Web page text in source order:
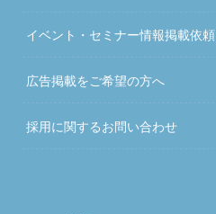
イベント・セミナー情報掲載依頼
広告掲載をご希望の方へ
採用に関するお問い合わせ